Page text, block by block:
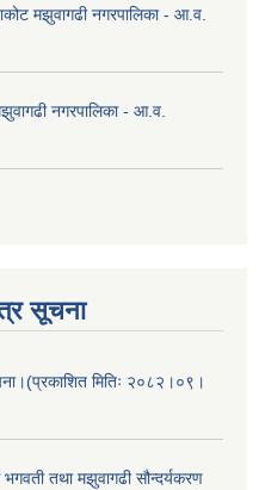
मझुवागढी नगरपालिका - आ.व.
नगरपालिका - आ.व.
सूचना
मितिः २०८२।०९।
तथा मझुवागढी सौन्दर्यकरण